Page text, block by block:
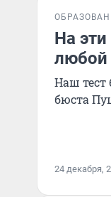
На
любой
Наш тест
бюста
24 декабря,